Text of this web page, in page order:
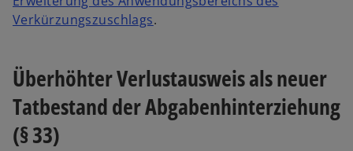
Verkürzungszuschlags.
Überhöhter Verlustausweis als neuer
Tatbestand der Abgabenhinterziehung
(§ 33)